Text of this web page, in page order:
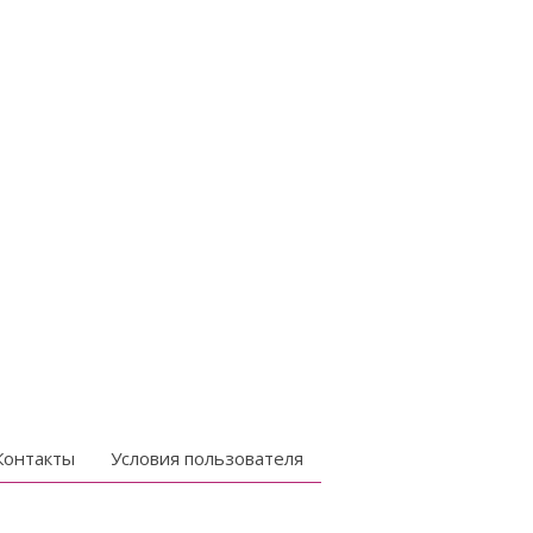
Условия пользователя